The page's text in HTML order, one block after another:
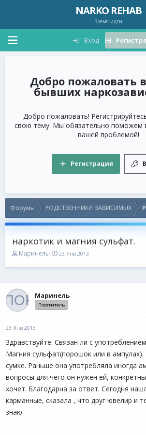
NARKO REHAB
Время идти
Вход
бывших
Добро пожаловать!
свою тему. Мы обязательно поможем
вашей проблемой!
Регистрация
Форумы РОДСТВЕННИКИ ЗАВИСИМЫХ
наркотик и магния сульфат.
А
т
т
е
м
Маринель
Д
т
ч
а
23 Янв 2013
Маринель
Посетитель
23 Янв 2013
Здравствуйте. Связан ли с
Магния сульфат(порошок или в
сумке. Раньше она употребляла иногда
вопросы для чего он нужен ей,
хочет. Благодарна за ответ. Сегодня
карманные, сказала , что друг ювелир и
знаю.